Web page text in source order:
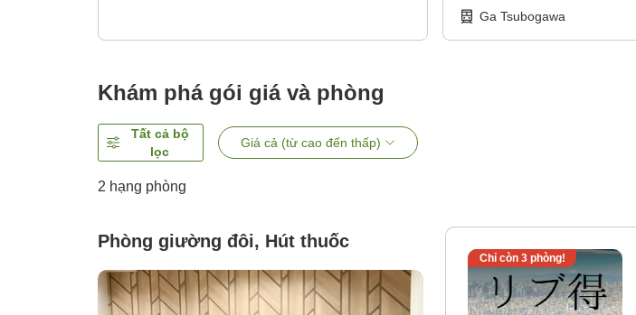
Ga Tsubogawa
Khám phá gói giá và phòng
Tất cả bộ
lọc
Giá cả (từ cao đến thấp)
2 hạng phòng
Phòng giường đôi, Hút thuốc
Chỉ còn 3phòng!